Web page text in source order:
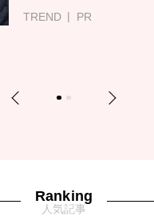
TREND
PR
Previous 1 2 Next
Ranking
人気記事